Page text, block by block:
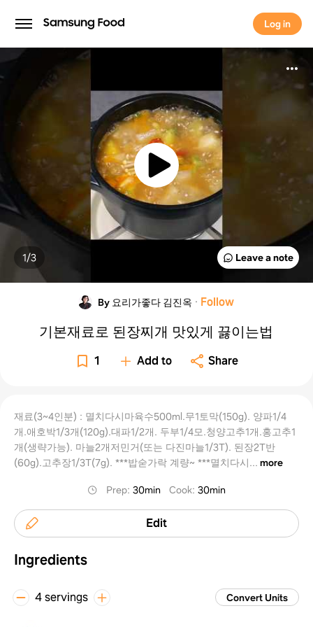
Log in
Log in
Leave a note
1/3
By 요리가좋다 김진옥 · Follow
기본재료로 된장찌개 맛있게 끓이는법
1 Add to Share
재료(3~4인분) : 멸치다시마육수500ml.무1토막(150g). 양파1/4
개.애호박1/3개(120g).대파1/2개. 두부1/4모.청양고추1개.홍고추1
개(생략가능). 마늘2개저민거(또는 다진마늘1/3T). 된장2T반
(60g).고추장1/3T(7g). ***밥숟가락 계량~ ***멸치다시... more
Prep:30min Cook:30min
Edit
Ingredients
4 servings Convert Units